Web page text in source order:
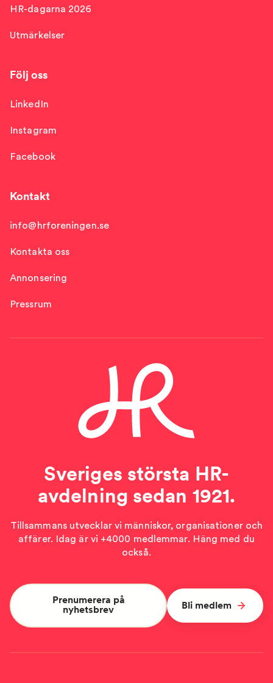
HR-dagarna 2026
Utmärkelser
Följ oss
LinkedIn
Instagram
Facebook
Kontakt
info@hrforeningen.se
Kontakta oss
Annonsering
Pressrum
Sveriges största HR-
avdelning sedan 1921.
Tillsammans utvecklar vi människor, organisationer och
affärer. Idag är vi +4000 medlemmar. Häng med du
också.
Prenumerera på
nyhetsbrev
Bli medlem